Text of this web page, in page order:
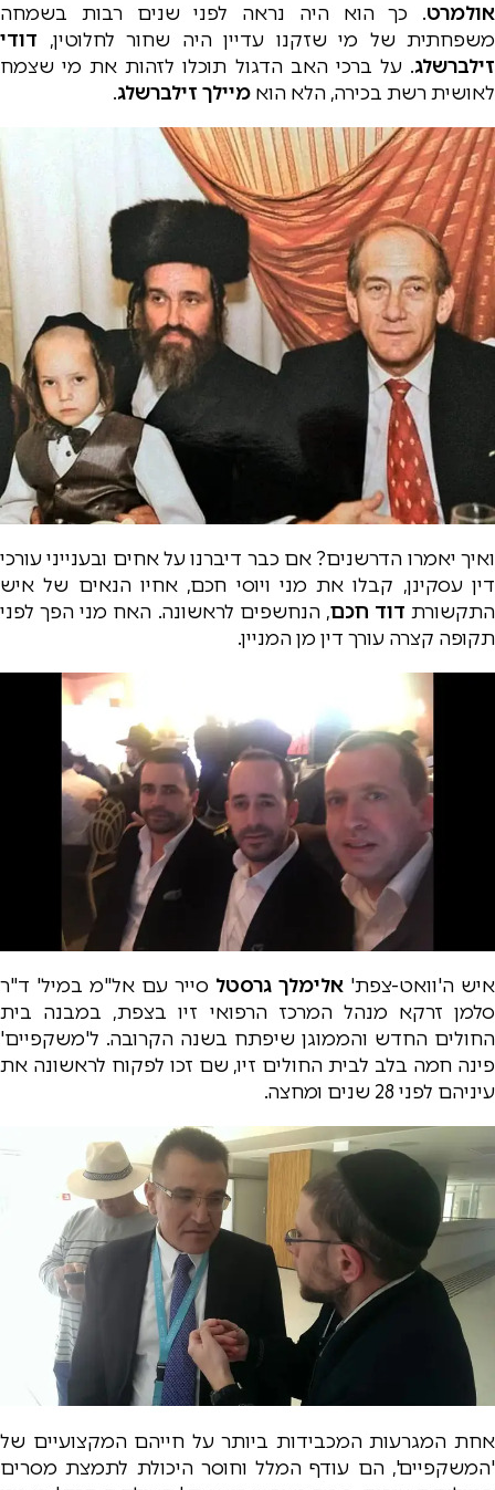
אולמרט. כך הוא היה נראה לפני שנים רבות בשמחה
משפחתית של מי שזקנו עדיין היה שחור לחלוטין, דודי
זילברשלג. על ברכי האב הדגול תוכלו לזהות את מי שצמח
לאושית רשת בכירה, הלא הוא מיילך זילברשלג.
ואיך יאמרו הדרשנים? אם כבר דיברנו על אחים ובענייני עורכי
דין עסקינן, קבלו את מני ויוסי חכם, אחיו הנאים של איש
התקשורת דוד חכם, הנחשפים לראשונה. האח מני הפך לפני
תקופה קצרה עורך דין מן המניין.
איש ה'וואט-צפת' אלימלך גרסטל סייר עם אל"מ במיל' ד"ר
סלמן זרקא מנהל המרכז הרפואי זיו בצפת, במבנה בית
החולים החדש והממוגן שיפתח בשנה הקרובה. ל'משקפיים'
פינה חמה בלב לבית החולים זיו, שם זכו לפקוח לראשונה את
עיניהם לפני 28 שנים ומחצה.
אחת המגרעות המכבידות ביותר על חייהם המקצועיים של
'המשקפיים', הם עודף המלל וחוסר היכולת לתמצת מסרים